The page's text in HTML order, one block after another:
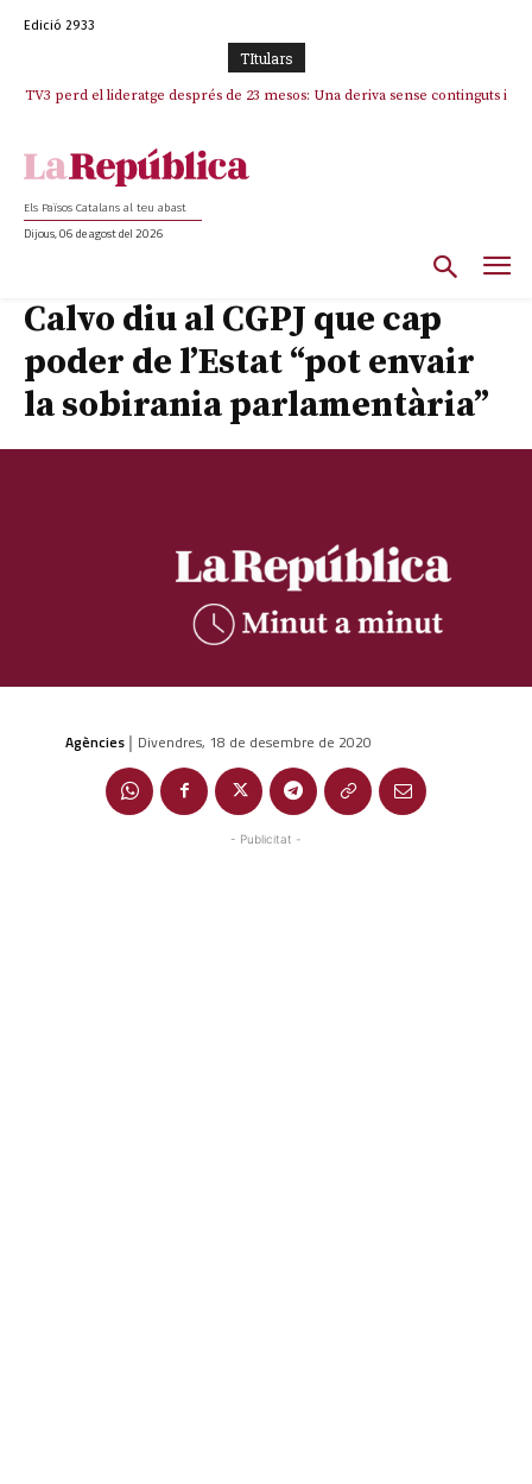
Edició 2933
TItulars
TV3 perd el lideratge després de 23 mesos: Una deriva sense continguts i
Els Països Catalans al teu abast
Dijous, 06 de agost del 2026
Calvo diu al CGPJ que cap
poder de l’Estat “pot envair
la sobirania parlamentària”
Agències | Divendres, 18 de desembre de 2020
- Publicitat -